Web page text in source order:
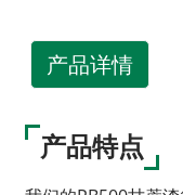
产品详情
产品特点